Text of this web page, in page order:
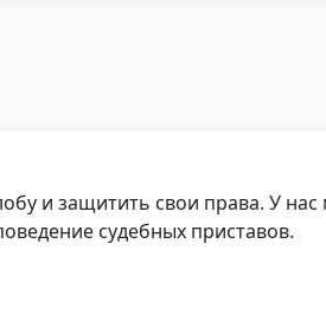
и защитить свои права. У
судебных приставов.